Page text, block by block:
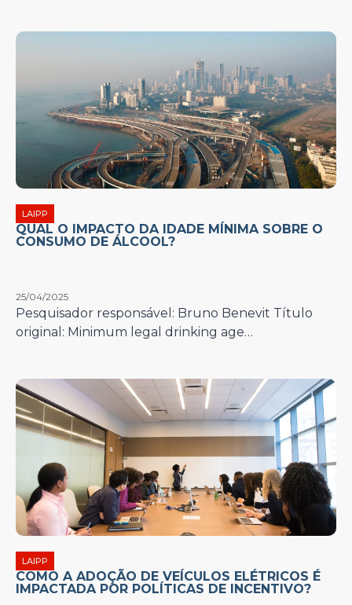
LAIPP
QUAL O IMPACTO DA IDADE MÍNIMA SOBRE O
CONSUMO DE ÁLCOOL?
25/04/2025
Pesquisador responsável: Bruno Benevit Título
original: Minimum legal drinking age…
LAIPP
COMO A ADOÇÃO DE VEÍCULOS ELÉTRICOS É
IMPACTADA POR POLÍTICAS DE INCENTIVO?